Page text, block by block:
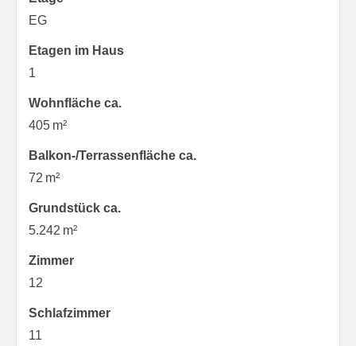
EG
Etagen im Haus
1
Wohnfläche ca.
405 m²
Balkon-/Terrassen­fläche ca.
72 m²
Grund­stück ca.
5.242 m²
Zimmer
12
Schlafzimmer
11